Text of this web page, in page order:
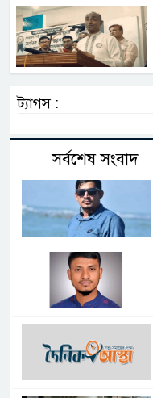
ট্যাগস :
সর্বশেষ সংবাদ